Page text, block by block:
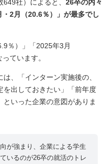
649社）によると、 26卒の内々
2月（20.6％）」が最多でし
％）」「2025年3月
ています。
、「インターン実施後の、
を出しておきたい」「前年度
いった企業の意図がありま
が強まり、企業による学生
いるのが26卒の就活のトレ